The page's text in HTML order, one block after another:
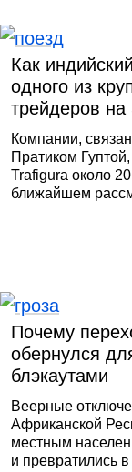
Как
одного из
трейдеров
Компании,
Пратиком
Trafigura около
ближайшем
Почему
обернулся
блэкаутами
Веерные
Африканской
местным
и превратились